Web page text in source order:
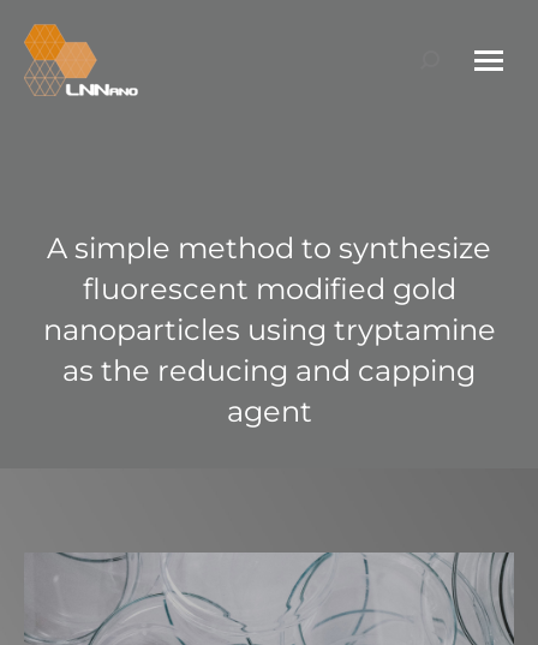
Search:
A simple method to synthesize
fluorescent modified gold
nanoparticles using tryptamine
as the reducing and capping
agent